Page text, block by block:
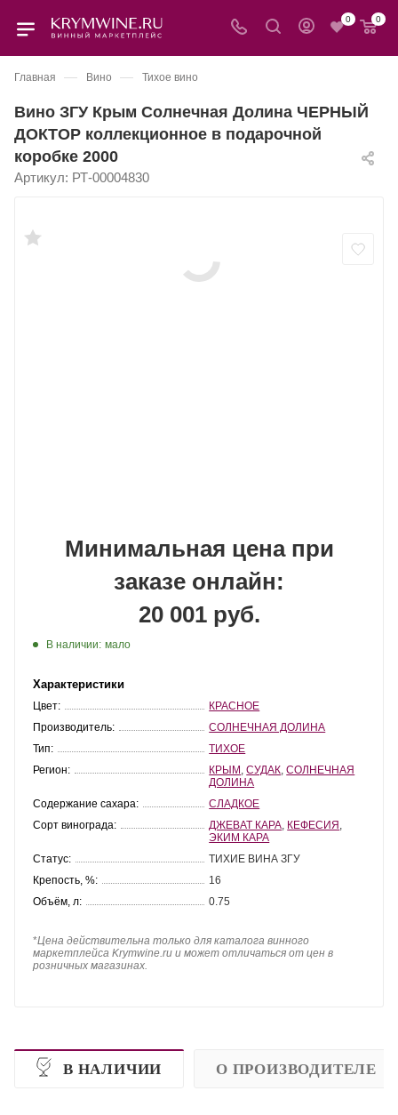
0 0
Главная — Вино — Тихое вино
Вино ЗГУ Крым Солнечная Долина ЧЕРНЫЙ
ДОКТОР коллекционное в подарочной
коробке 2000
Артикул: РТ-00004830
Минимальная цена при
заказе онлайн:
20 001 руб.
В наличии: мало
Характеристики
Цвет:
КРАСНОЕ
Производитель:
СОЛНЕЧНАЯ ДОЛИНА
Тип:
ТИХОЕ
Регион:
КРЫМ ,СУДАК ,СОЛНЕЧНАЯ
ДОЛИНА
Содержание сахара:
СЛАДКОЕ
Сорт винограда:
ДЖЕВАТ КАРА КЕФЕСИЯ
ЭКИМ КАРА
Статус:
ТИХИЕ ВИНА ЗГУ
Крепость, %:
16
Объём, л:
0.75
*Цена действительна только для каталога винного
маркетплейса Krymwine.ru и может отличаться от цен в
розничных магазинах.
В НАЛИЧИИ О ПРОИЗВОДИТЕЛЕ